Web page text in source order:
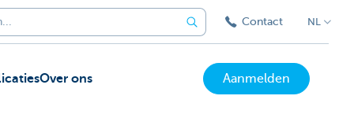
Contact NL
Over ons Aanmelden